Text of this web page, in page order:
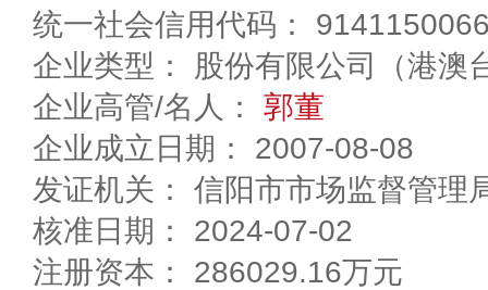
统一社会信用代码：
企业类型： 股份有限公司（港澳
企业高管/名人： 郭董
企业成立日期： 2007-08-08
发证机关： 信阳市市场监督管理
核准日期： 2024-07-02
注册资本： 286029.16万元